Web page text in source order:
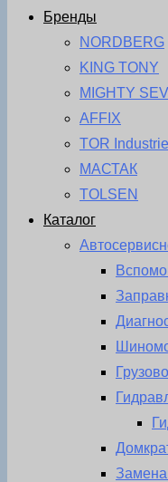
Бренды
NORDBERG
KING TONY
MIGHTY
AFFIX
TOR
МАСТАК
TOLSEN
Каталог